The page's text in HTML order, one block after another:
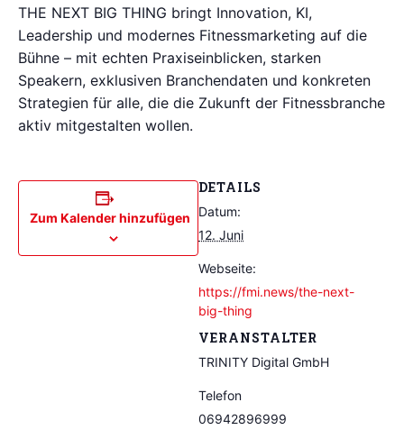
THE NEXT BIG THING bringt Innovation, KI,
Leadership und modernes Fitnessmarketing auf die
Bühne – mit echten Praxiseinblicken, starken
Speakern, exklusiven Branchendaten und konkreten
Strategien für alle, die die Zukunft der Fitnessbranche
aktiv mitgestalten wollen.
Zum Kalender hinzufügen
DETAILS
Datum:
12. Juni
Webseite:
https://fmi.news/the-next-
big-thing
VERANSTALTER
TRINITY Digital GmbH
Telefon
06942896999